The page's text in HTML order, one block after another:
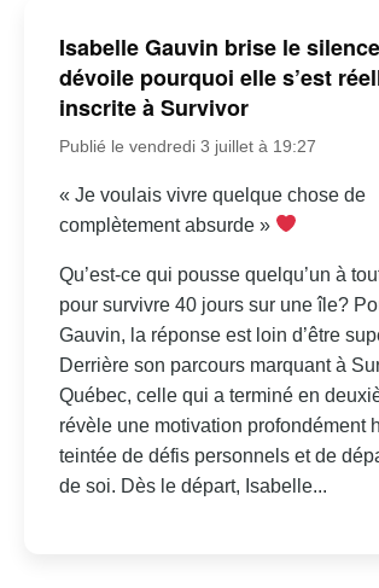
Isabelle Gauvin brise le
dévoile pourquoi elle s’est
inscrite à Survivor
Publié le vendredi 3 juillet à 19:27
« Je voulais vivre quelque chose de
complètement absurde »
Qu’est-ce qui pousse quelqu’un à
pour survivre 40 jours sur une île?
Gauvin, la réponse est loin d’être
Derrière son parcours marquant à
Québec, celle qui a terminé en
révèle une motivation profondément
teintée de défis personnels et de
de soi. Dès le départ, Isabelle...